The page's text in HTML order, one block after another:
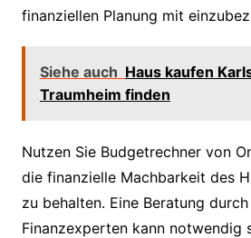
finanziellen Planung mit
Siehe auch Haus kaufen
Traumheim finden
Nutzen Sie Budgetrechner von
die finanzielle Machbarkeit des
zu behalten. Eine Beratung
Finanzexperten kann notwendig